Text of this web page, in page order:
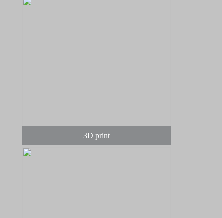
3D print